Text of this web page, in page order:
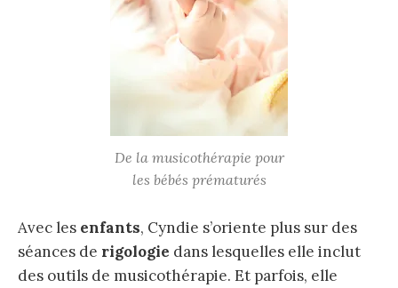
De la musicothérapie pour
les bébés prématurés
Avec les enfants, Cyndie s’oriente plus sur des
séances de rigologie dans lesquelles elle inclut
des outils de musicothérapie. Et parfois, elle